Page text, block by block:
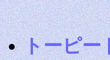
トーピー